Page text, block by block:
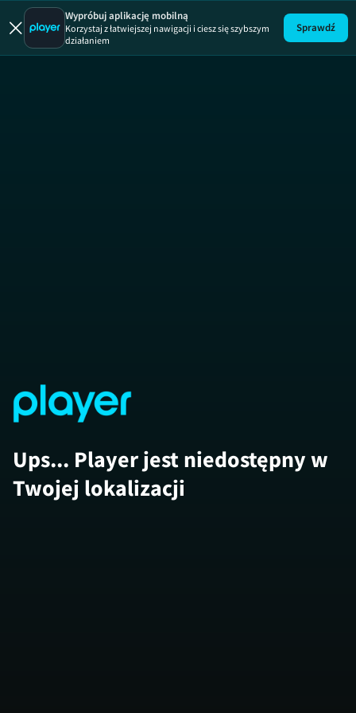
Na krańcu
Wypróbuj aplikację mobilną
Korzystaj z łatwiejszej nawigacji i ciesz się szybszym
działaniem
Sprawdź
Ups... Player jest niedostępny w
Twojej lokalizacji